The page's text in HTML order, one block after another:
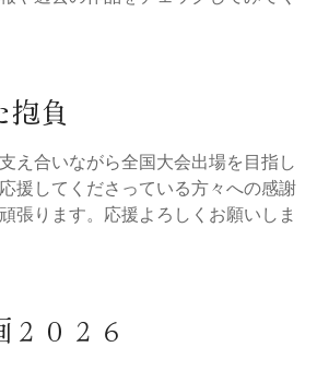
負
え合いながら全国大会出場を目指し
援してくださっている方々への感謝
張ります。応援よろしくお願いしま
０２６